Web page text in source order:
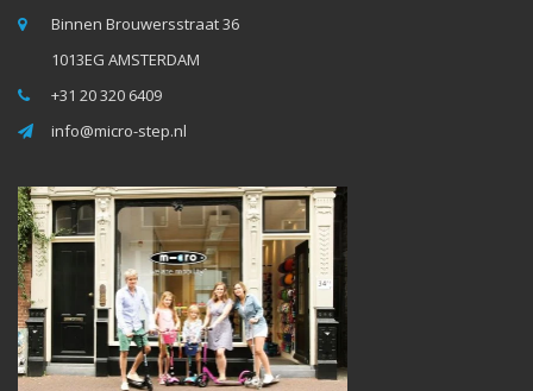
Binnen Brouwersstraat 36
1013EG AMSTERDAM
+31 20 320 6409
info@micro-step.nl